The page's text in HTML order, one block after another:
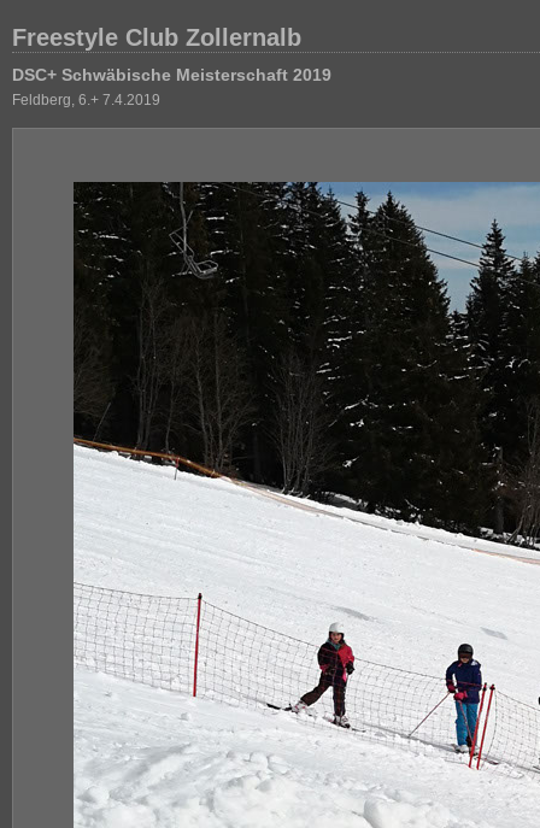
Freestyle Club Zollernalb
DSC+ Schwäbische Meisterschaft 2019
Feldberg, 6.+ 7.4.2019